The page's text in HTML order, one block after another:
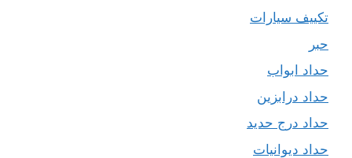
تكييف سيارات
حبر
حداد ابواب
حداد درابزين
حداد درج حديد
حداد ديوانيات